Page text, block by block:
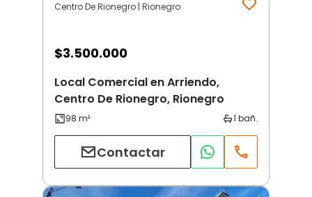
Centro De Rionegro | Rionegro
$3.500.000
Local Comercial en Arriendo,
Centro De Rionegro, Rionegro
Contactar